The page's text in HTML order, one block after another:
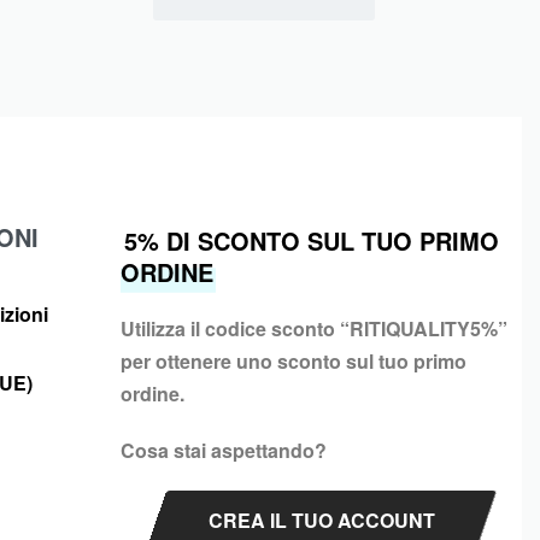
5% DI SCONTO SUL TUO PRIMO
ORDINE
Utilizza il codice sconto “RITIQUALITY5%”
per ottenere uno sconto sul tuo primo
ordine.
Cosa stai aspettando?
CREA IL TUO ACCOUNT